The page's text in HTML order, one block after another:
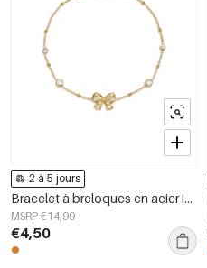
2 à 5 jours
Bracelet à breloques en acier inoxydable plaqué or 14 carats, nœud papillon, collection Simple Daily, bijoux pour femmes
MSRP €14,99
€4,50